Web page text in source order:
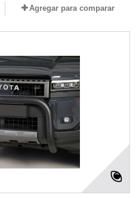
Agregar para comparar